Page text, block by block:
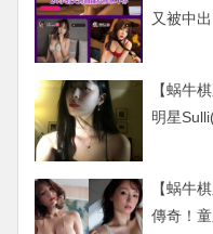
又被中出
【蜗牛
明星
【蜗牛
傳奇！